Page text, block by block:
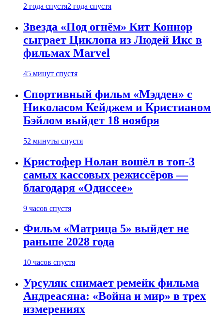
2 года спустя2 года спустя
Звезда «Под огнём» Кит Коннор
сыграет Циклопа из Людей Икс в
фильмах Marvel
45 минут спустя
Спортивный фильм «Мэдден» с
Николасом Кейджем и Кристианом
Бэйлом выйдет 18 ноября
52 минуты спустя
Кристофер Нолан вошёл в топ-3
самых кассовых режиссёров —
благодаря «Одиссее»
9 часов спустя
Фильм «Матрица 5» выйдет не
раньше 2028 года
10 часов спустя
Урсуляк снимает ремейк фильма
Андреасяна: «Война и мир» в трех
измерениях